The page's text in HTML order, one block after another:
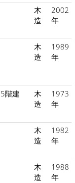
木
造
2002
年
木
造
1989
年
5階建
木
造
1973
年
木
造
1982
年
木
造
1988
年